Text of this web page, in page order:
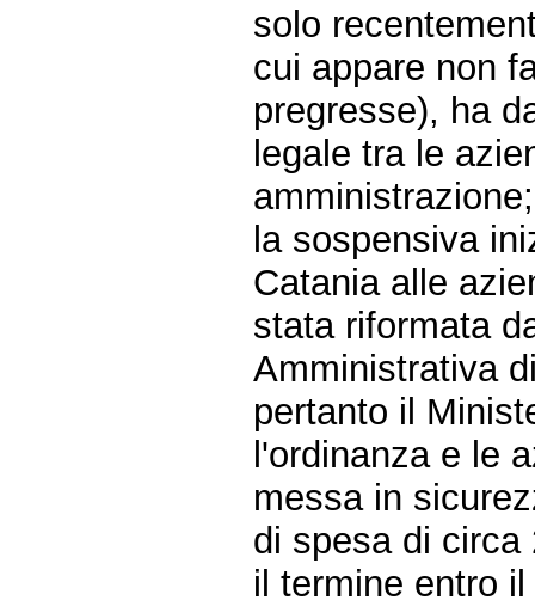
solo
cui appare non
pregresse), ha
legale tra le
amministrazione;
la sospensiva
Catania alle
stata riformata
Amministrativa
pertanto il
l'ordinanza e le
messa in
di spesa di circa
il termine entro